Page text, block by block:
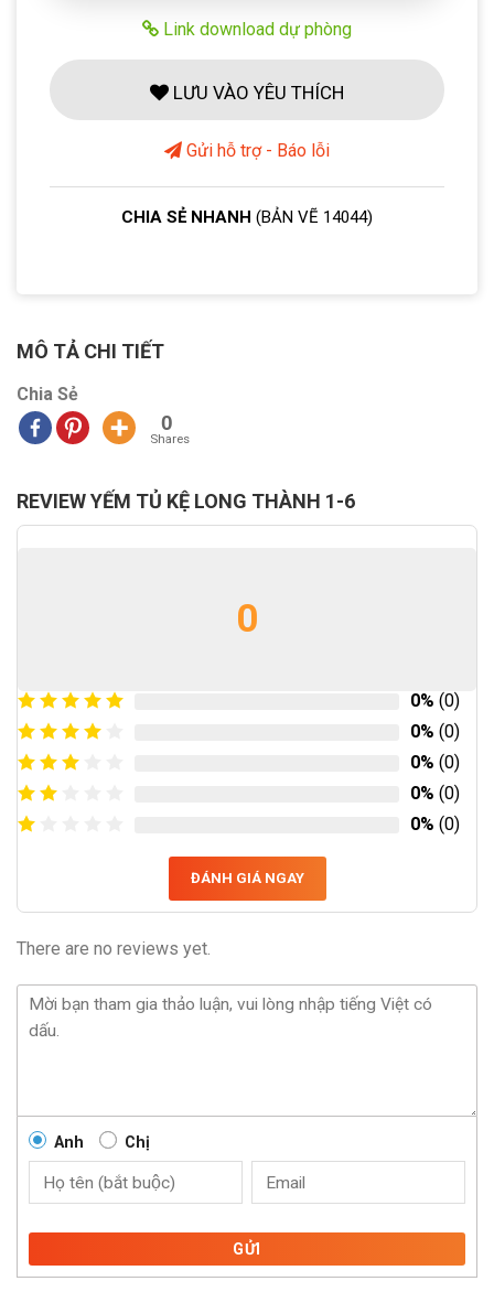
Link download dự phòng
LƯU VÀO YÊU THÍCH
Gửi hỗ trợ - Báo lỗi
CHIA SẺ NHANH (BẢN VẼ 14044)
MÔ TẢ CHI TIẾT
Chia Sẻ
0
Shares
REVIEW YẾM TỦ KỆ LONG THÀNH 1-6
0
0% (0)
0% (0)
0% (0)
0% (0)
0% (0)
ĐÁNH GIÁ NGAY
There are no reviews yet.
Anh Chị
GỬI